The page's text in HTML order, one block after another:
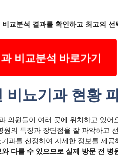
교분석 결과를 확인하고 최고의 선
비교분석 바로가기
뇨기과 현황
의원들이 여러 곳에 위치하고 있어
의 특징과 장단점을 잘 파악하고
과를 선정하여 자세한 정보를 제공
다를 수 있으므로 실제 방문 전 병